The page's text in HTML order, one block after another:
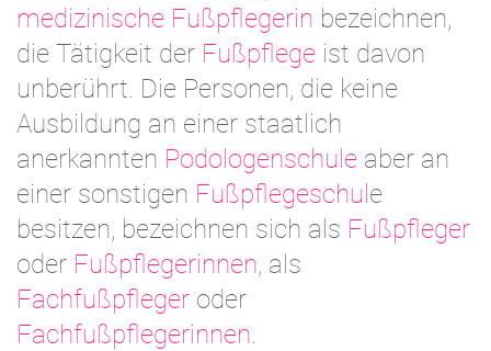
medizinische Fußpflegerin bezeichnen,
die Tätigkeit der Fußpflege ist davon
unberührt. Die Personen, die keine
Ausbildung an einer staatlich
anerkannten Podologenschule aber an
einer sonstigen Fußpflegeschul e
besitzen, bezeichnen sich als Fußpfleger
oder Fußpflegerinnen, als
Fachfußpfleger oder
Fachfußpflegerinnen.